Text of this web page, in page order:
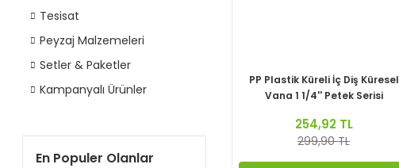
Tesisat
Peyzaj Malzemeleri
Setler & Paketler
Kampanyalı Ürünler
En Populer Olanlar
PP Plastik Küreli İç Diş Küresel
Vana 1 1/4'' Petek Serisi
254,92 TL
299,90 TL